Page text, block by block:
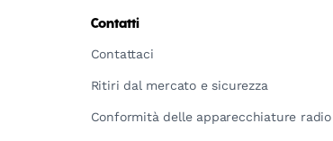
Contatti
Contattaci
Ritiri dal mercato e sicurezza
Conformità delle apparecchiature radio